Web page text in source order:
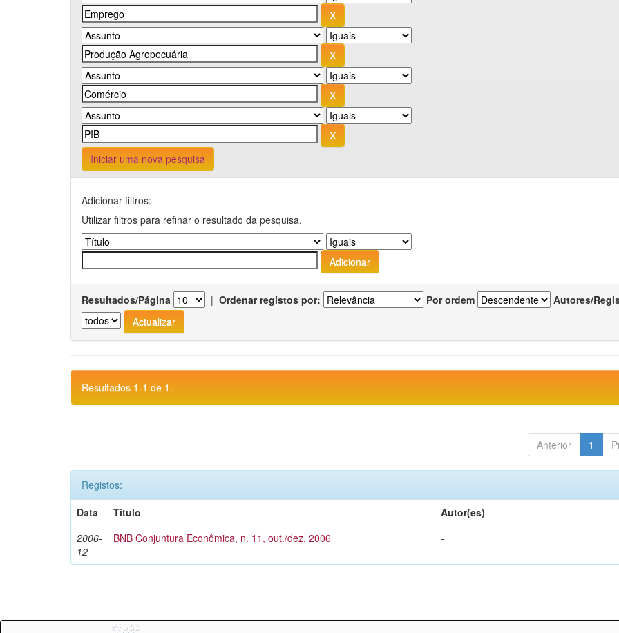
Iniciar uma nova pesquisa
Adicionar filtros:
Utilizar filtros para refinar o resultado da pesquisa.
Resultados/Página | Ordenar registos por: Por ordem Autores/
Resultados 1-1 de 1.
Anterior 1
Registos:
Data
Título
Autor(es)
2006-
12
BNB Conjuntura Econômica, n. 11, out./dez. 2006 -